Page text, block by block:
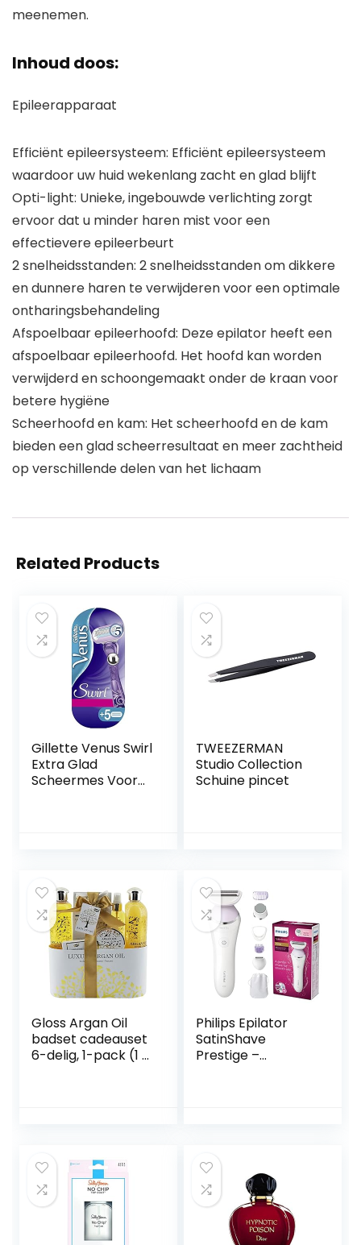
meenemen.
Inhoud doos:
Epileerapparaat
Efficiënt epileersysteem: Efficiënt epileersysteem
waardoor uw huid wekenlang zacht en glad blijft
Opti-light: Unieke, ingebouwde verlichting zorgt
ervoor dat u minder haren mist voor een
effectievere epileerbeurt
2 snelheidsstanden: 2 snelheidsstanden om dikkere
en dunnere haren te verwijderen voor een optimale
ontharingsbehandeling
Afspoelbaar epileerhoofd: Deze epilator heeft een
afspoelbaar epileerhoofd. Het hoofd kan worden
verwijderd en schoongemaakt onder de kraan voor
betere hygiëne
Scheerhoofd en kam: Het scheerhoofd en de kam
bieden een glad scheerresultaat en meer zachtheid
op verschillende delen van het lichaam
Related Products
Gillette Venus Swirl
Extra Glad
Scheermes Voor
TWEEZERMAN
Studio Collection
Schuine pincet
Gloss Argan Oil
badset cadeauset
6-delig, 1-pack (1 x
Philips Epilator
SatinShave
Prestige –
handgreep –
Parelvormige
uiteinden – Snel
opladen –
BRL175/00